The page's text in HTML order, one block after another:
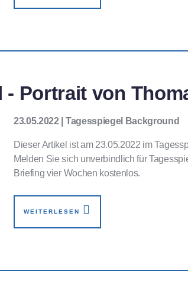
Portrait von
23.05.2022 | Tagesspiegel Background
Dieser Artikel ist am 23.05.2022 im
Melden Sie sich unverbindlich für
Briefing vier Wochen kostenlos.
WEITERLESEN